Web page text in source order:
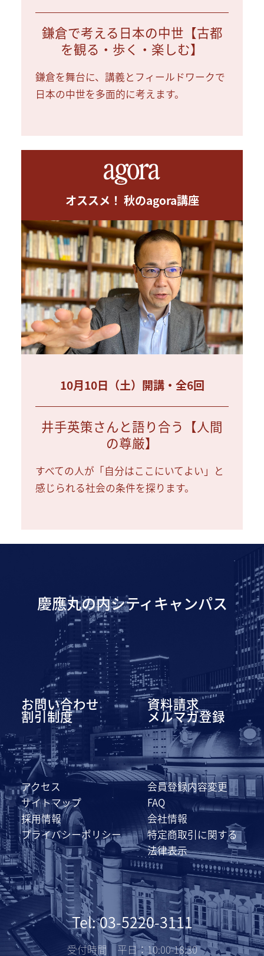
鎌倉で考える日本の中世【古都
を観る・歩く・楽しむ】
鎌倉を舞台に、講義とフィールドワークで
日本の中世を多面的に考えます。
オススメ！ 秋のagora講座
10月10日（土）開講・全6回
井手英策さんと語り合う【人間
の尊厳】
すべての人が「自分はここにいてよい」と
感じられる社会の条件を探ります。
慶應丸の内シティキャンパス
お問い合わせ 資料請求
割引制度 メルマガ登録
アクセス
会員登録内容変更
サイトマップ
FAQ
採用情報
会社情報
プライバシーポリシー
特定商取引に関する
法律表示
Tel: 03-5220-3111
受付時間 平日：10:00-18:30